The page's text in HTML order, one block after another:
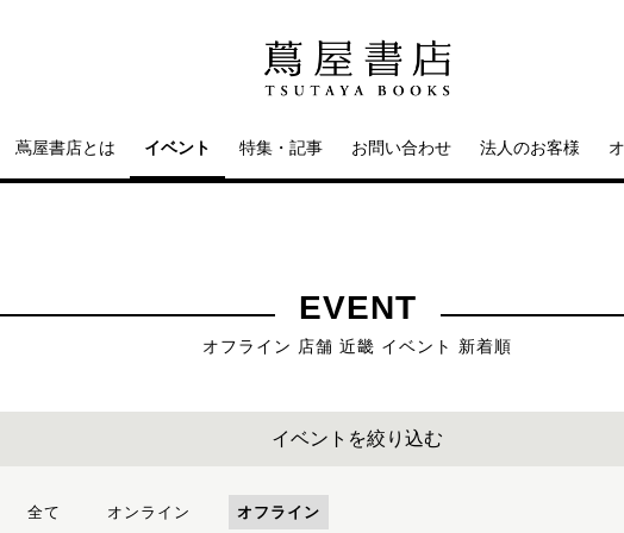
蔦屋書店とは イベント 特集・記事 お問い合わせ 法人のお客様
EVENT
オフライン 店舗 近畿 イベント 新着順
イベントを絞り込む
全て オンライン オフライン